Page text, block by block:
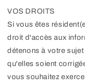
VOS DROITS
Si vous êtes
droit d'accès aux
détenons à votre
qu'elles soient
vous souhaitez